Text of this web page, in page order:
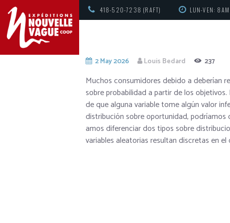
418-520-7238 (RAFT) LUN-VEN:
2 May 2026 Louis Bedard 237
Muchos consumidores debido a deberían
sobre probabilidad a partir de los
de que alguna variable tome algún valor
distribución sobre oportunidad,
amos diferenciar dos tipos sobre
variables aleatorias resultan discretas en